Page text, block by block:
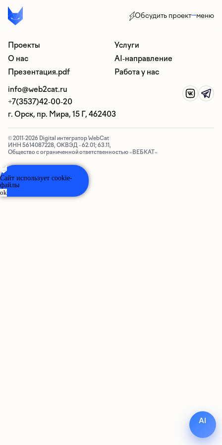
Обсудить проект меню
Проекты
Услуги
О нас
AI-направление
Презентация.pdf
Работа у нас
+7(3537)42-00-20
info@web2cat.ru
г. Орск, пр. Мира, 15 Г, 462403
© 2011-2026 Digital интегратор WebCat
ИНН 5614087228, ОКВЭД - 62.01; 63.11,
Общество с ограниченной ответственностью «ВЕБКАТ»
Сайт использует cookie-
файлы
ok
AI ассистент
Ответит на некоторые ваши вопросы